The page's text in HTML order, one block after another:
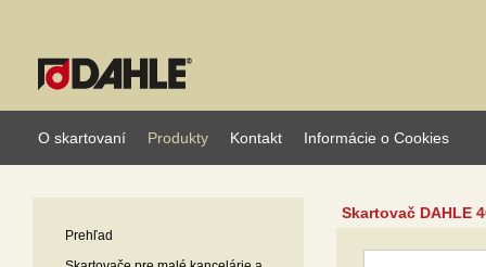
O skartovaní Produkty Kontakt Informácie o Cookies
Prehľad
Skartovač DAHLE